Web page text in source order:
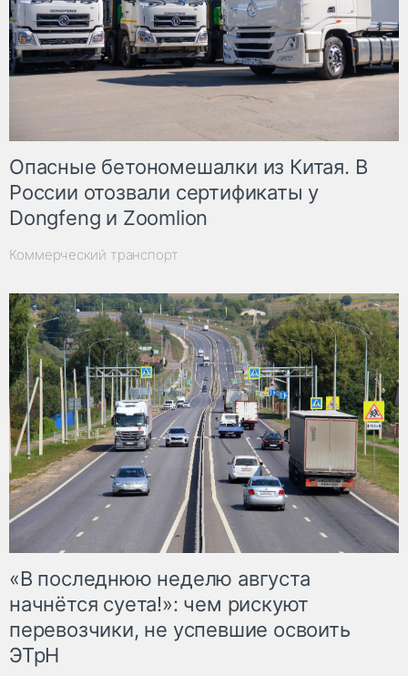
Опасные бетономешалки из Китая. В
России отозвали сертификаты у
Dongfeng и Zoomlion
Коммерческий транспорт
«В последнюю неделю августа
начнётся суета!»: чем рискуют
перевозчики, не успевшие освоить
ЭТрН